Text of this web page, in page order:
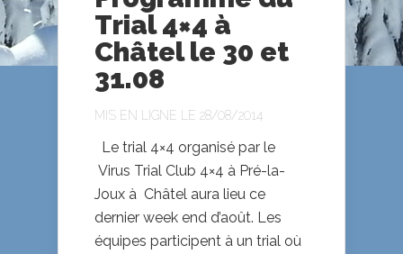
Trial 4×4 à
Châtel le 30 et
31.08
MIS EN LIGNE LE 28/08/2014
Le trial 4×4 organisé par le
Virus Trial Club 4×4 à Pré-la-
Joux à Châtel aura lieu ce
dernier week end d’août. Les
équipes participent à un trial où